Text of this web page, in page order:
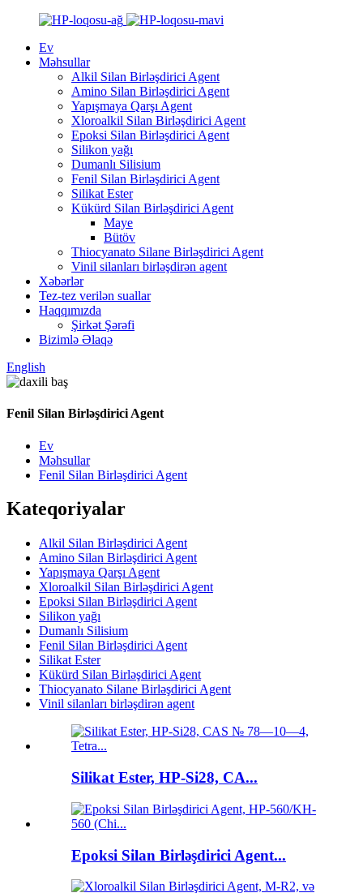
Ev
Məhsullar
Alkil Silan Birləşdirici Agent
Amino Silan Birləşdirici Agent
Yapışmaya Qarşı Agent
Xloroalkil Silan Birləşdirici Agent
Epoksi Silan Birləşdirici Agent
Silikon yağı
Dumanlı Silisium
Fenil Silan Birləşdirici Agent
Silikat Ester
Kükürd Silan Birləşdirici Agent
Maye
Bütöv
Thiocyanato Silane Birləşdirici Agent
Vinil silanları birləşdirən agent
Xəbərlər
Tez-tez verilən suallar
Haqqımızda
Şirkət Şərəfi
Bizimlə Əlaqə
English
Fenil Silan Birləşdirici Agent
Ev
Məhsullar
Fenil Silan Birləşdirici Agent
Kateqoriyalar
Alkil Silan Birləşdirici Agent
Amino Silan Birləşdirici Agent
Yapışmaya Qarşı Agent
Xloroalkil Silan Birləşdirici Agent
Epoksi Silan Birləşdirici Agent
Silikon yağı
Dumanlı Silisium
Fenil Silan Birləşdirici Agent
Silikat Ester
Kükürd Silan Birləşdirici Agent
Thiocyanato Silane Birləşdirici Agent
Vinil silanları birləşdirən agent
Silikat Ester, HP-Si28, CA...
Epoksi Silan Birləşdirici Agent...